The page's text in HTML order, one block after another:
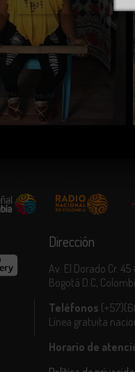
El usuario entiende que
distintivos, ni la copia,
contenido en este sitio
cualquier obra protegida
derechos de propiedad
web, dará lugar a las
disponga la ley.
Dirección
Av. El Dorado Cr.
Bogotá D.C,
Teléfonos
Línea gratuita
Horario de